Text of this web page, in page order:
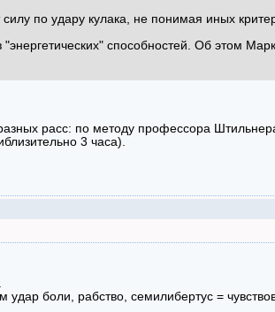
по удару кулака, не понимая иных
способностей. Об этом Марк
расс: по методу профессора
3 часа).
боли, рабство, семилибертус =